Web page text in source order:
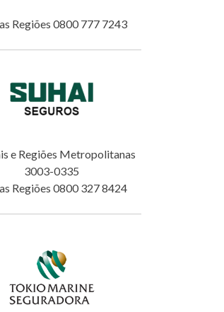
Regiões 0800 777 7243
e Regiões Metropolitanas
3003-0335
Regiões 0800 327 8424